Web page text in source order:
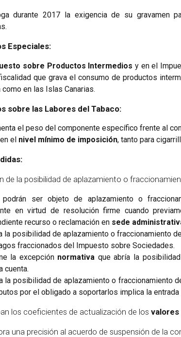
durante 2017 la exigencia de su gravamen
Especiales:
sobre Productos Intermedios y en el
que grava el consumo de productos
como en las Islas Canarias.
sobre las Labores del Tabaco:
el peso del componente específico frente al
el nivel mínimo de imposición, tanto para
de la posibilidad de aplazamiento o
podrán ser objeto de aplazamiento o
en virtud de resolución firme cuando
recurso o reclamación en sede
la posibilidad de aplazamiento o fraccionamiento
fraccionados del Impuesto sobre Sociedades.
la excepción normativa que abría la
cuenta.
la posibilidad de aplazamiento o fraccionamiento
por el obligado a soportarlos implica la
los coeficientes de actualización de los
una precisión al acuerdo de suspensión de la